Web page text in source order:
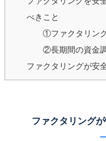
べきこと
①ファクタリン
②長期間の資金
ファクタリングが安
ファクタリング